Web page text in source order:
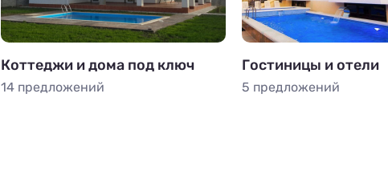
Коттеджи и дома под ключ
14 предложений
Гостиницы и отели
5 предложений